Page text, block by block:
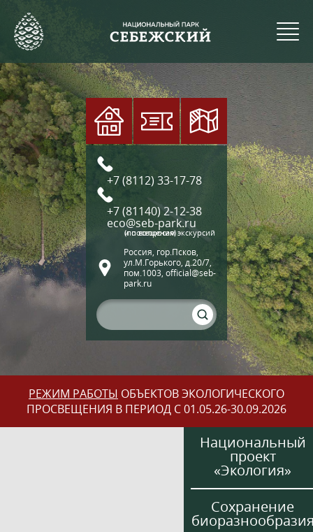
+7 (8112) 33-17-78
+7 (81140) 2-12-38
eco@seb-park.ru
(по вопросам экскурсий и посещения)
Россия, гор.Псков,
ул.М.Горького, д.20/7,
пом.1003, official@seb-
park.ru
РЕЖИМ РАБОТЫ ОБЪЕКТОВ ЭКОЛОГИЧЕСКОГО
ПРОСВЕЩЕНИЯ В ПЕРИОД С 01.05.26-30.09.2026
Национальный
проект
«Экология»
Сохранение